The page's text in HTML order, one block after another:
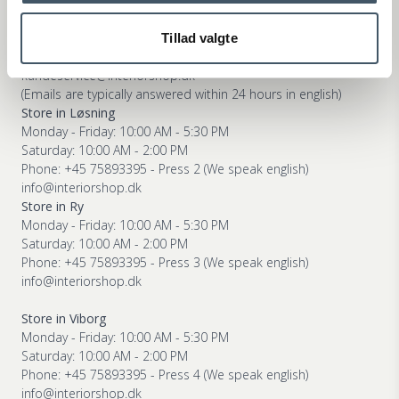
Tillad valgte
Webshop Customer Service
Monday - Friday: 11:00 AM - 3:00 PM
kundeservice@interiorshop.dk
(Emails are typically answered within 24 hours in english)
Store in Løsning
Monday - Friday: 10:00 AM - 5:30 PM
Saturday: 10:00 AM - 2:00 PM
Phone: +45 75893395 - Press 2 (We speak english)
info@interiorshop.dk
Store in Ry
Monday - Friday: 10:00 AM - 5:30 PM
Saturday: 10:00 AM - 2:00 PM
Phone: +45 75893395 - Press 3 (We speak english)
info@interiorshop.dk
Store in Viborg
Monday - Friday: 10:00 AM - 5:30 PM
Saturday: 10:00 AM - 2:00 PM
Phone: +45 75893395 - Press 4 (We speak english)
info@interiorshop.dk